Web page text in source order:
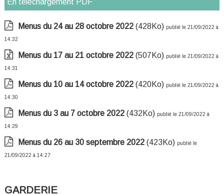
En téléchargement PDF
Menus du 24 au 28 octobre 2022(428Ko) publié le 21/09/2022 à
14:32
Menus du 17 au 21 octobre 2022(507Ko) publié le 21/09/2022 à
14:31
Menus du 10 au 14 octobre 2022(420Ko) publié le 21/09/2022 à
14:30
Menus du 3 au 7 octobre 2022(432Ko) publié le 21/09/2022 à
14:29
Menus du 26 au 30 septembre 2022(423Ko) publié le
21/09/2022 à 14:27
GARDERIE